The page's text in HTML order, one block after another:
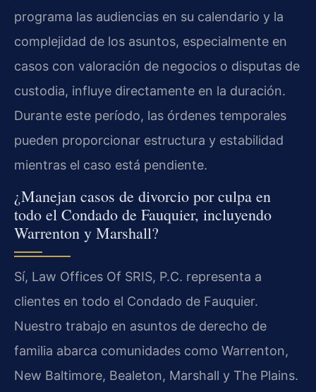
programa las audiencias en su calendario y la
complejidad de los asuntos, especialmente en
casos con valoración de negocios o disputas de
custodia, influye directamente en la duración.
Durante este período, las órdenes temporales
pueden proporcionar estructura y estabilidad
mientras el caso está pendiente.
¿Manejan casos de divorcio por culpa en
todo el Condado de Fauquier, incluyendo
Warrenton y Marshall?
Sí, Law Offices Of SRIS, P.C. representa a
clientes en todo el Condado de Fauquier.
Nuestro trabajo en asuntos de derecho de
familia abarca comunidades como Warrenton,
New Baltimore, Bealeton, Marshall y The Plains.